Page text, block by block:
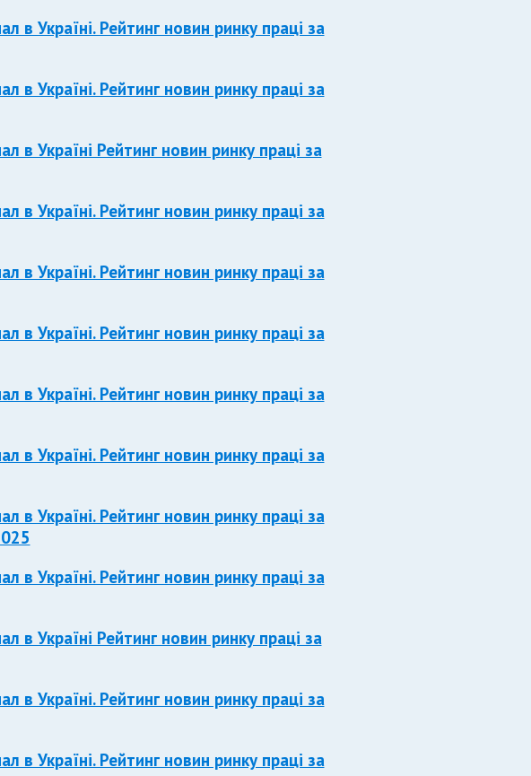
в Україні. Рейтинг новин ринку праці за
в Україні. Рейтинг новин ринку праці за
в Україні Рейтинг новин ринку праці за
в Україні. Рейтинг новин ринку праці за
в Україні. Рейтинг новин ринку праці за
в Україні. Рейтинг новин ринку праці за
в Україні. Рейтинг новин ринку праці за
в Україні. Рейтинг новин ринку праці за
в Україні. Рейтинг новин ринку праці за
в Україні. Рейтинг новин ринку праці за
в Україні Рейтинг новин ринку праці за
в Україні. Рейтинг новин ринку праці за
в Україні. Рейтинг новин ринку праці за